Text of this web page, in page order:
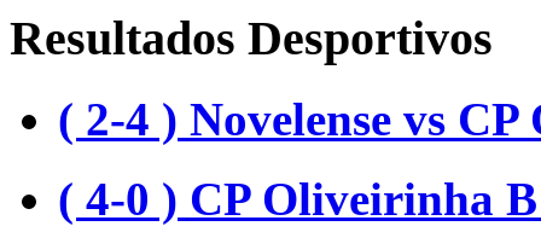
Resultados Desportivos
( 2-4 ) Novelense vs
( 4-0 ) CP Oliveirinha